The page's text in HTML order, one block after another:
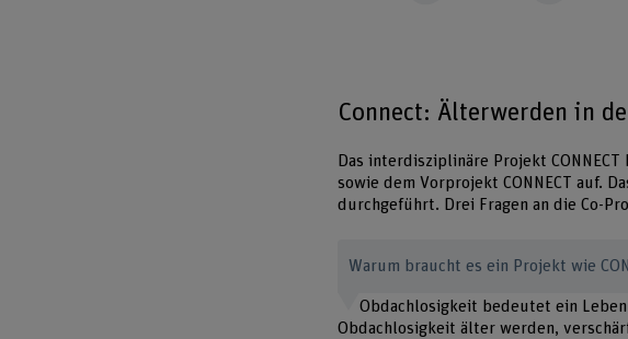
Connect: Älterwerden in
Das interdisziplinäre Projekt
sowie dem Vorprojekt CONNECT auf.
durchgeführt. Drei Fragen an die Co-
Warum braucht es ein Projekt wie
Obdachlosigkeit bedeutet ein
Obdachlosigkeit älter werden,